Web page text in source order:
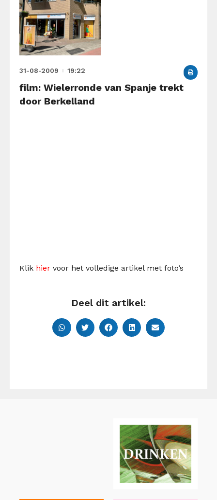
31-08-2009 19:22
film: Wielerronde van Spanje trekt
door Berkelland
Klik hier voor het volledige artikel met foto’s
Deel dit artikel: